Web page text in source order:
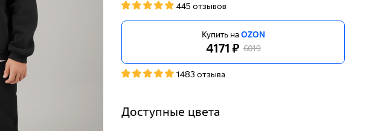
445 отзывов
Купить наOZON
4171 ₽ 6019
1483 отзыва
Доступные цвета